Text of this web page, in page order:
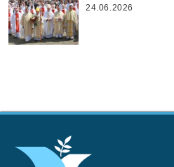
24.06.2026